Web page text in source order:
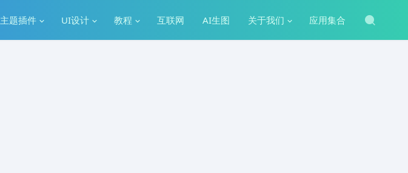
主题插件 UI设计 教程 互联网 AI生图 关于我们 应用集合